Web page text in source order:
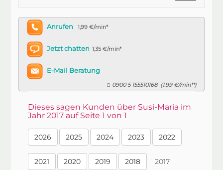
Anrufen 1,99 €/min*
Jetzt chatten 1,35 €/min*
E-Mail Beratung
0900 5 155510168(1.99 €/min**)
Dieses sagen Kunden über Susi-Maria im
Jahr 2017 auf Seite 1 von 1
2026 2025 2024 2023 2022
2021 2020 2019 2018 2017